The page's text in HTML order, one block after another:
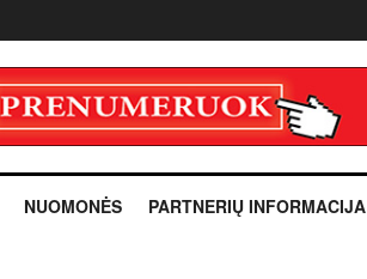
NUOMONĖS PARTNERIŲ INFORMACIJA